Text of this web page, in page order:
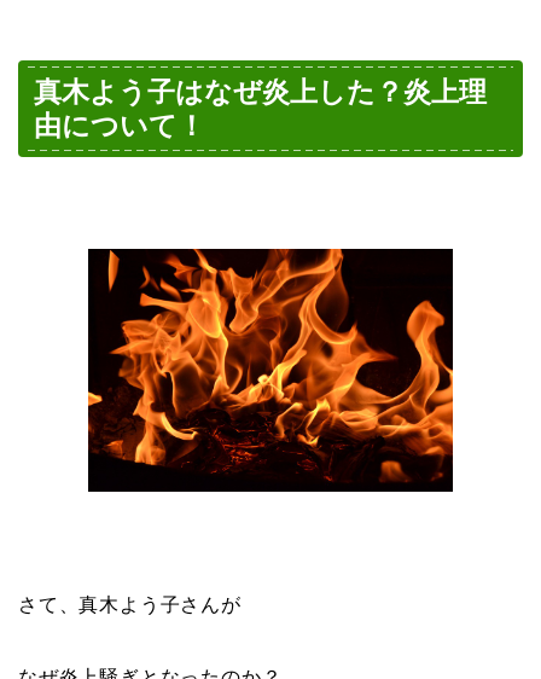
真木よう子はなぜ炎上した？炎上理
由について！
さて、真木よう子さんが